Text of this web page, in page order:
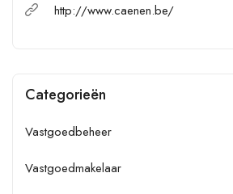
http://www.caenen.be/
Categorieën
Vastgoedbeheer
Vastgoedmakelaar